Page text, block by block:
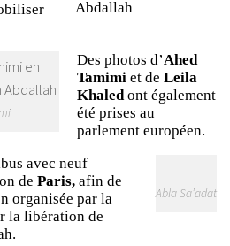
Des photos d’Ahed
Tamimi et de Leila
Khaledont également
été prises au
parlement européen.
Abla Sa’adat
avec neuf
de Paris, afin de
organisée par la
la libération de